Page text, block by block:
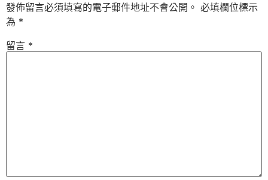
發佈留言必須填寫的電子郵件地址不會公開。 必填欄位標示
為 *
留言 *